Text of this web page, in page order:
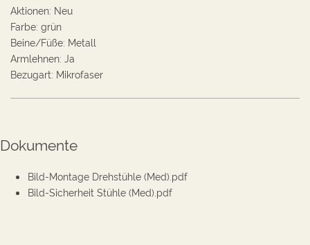
Aktionen: Neu
Farbe: grün
Beine/Füße: Metall
Armlehnen: Ja
Bezugart: Mikrofaser
Dokumente
Bild-Montage Drehstühle (Med).pdf
Bild-Sicherheit Stühle (Med).pdf